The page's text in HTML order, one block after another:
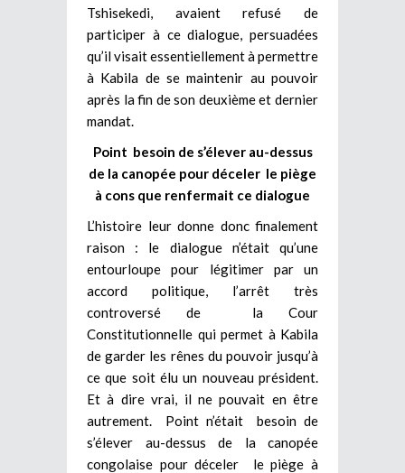
Tshisekedi, avaient refusé de
participer à ce dialogue, persuadées
qu’il visait essentiellement à permettre
à Kabila de se maintenir au pouvoir
après la fin de son deuxième et dernier
mandat.
Point besoin de s’élever au-dessus
de la canopée pour déceler le piège
à cons que renfermait ce dialogue
L’histoire leur donne donc finalement
raison : le dialogue n’était qu’une
entourloupe pour légitimer par un
accord politique, l’arrêt très
controversé de la Cour
Constitutionnelle qui permet à Kabila
de garder les rênes du pouvoir jusqu’à
ce que soit élu un nouveau président.
Et à dire vrai, il ne pouvait en être
autrement. Point n’était besoin de
s’élever au-dessus de la canopée
congolaise pour déceler le piège à